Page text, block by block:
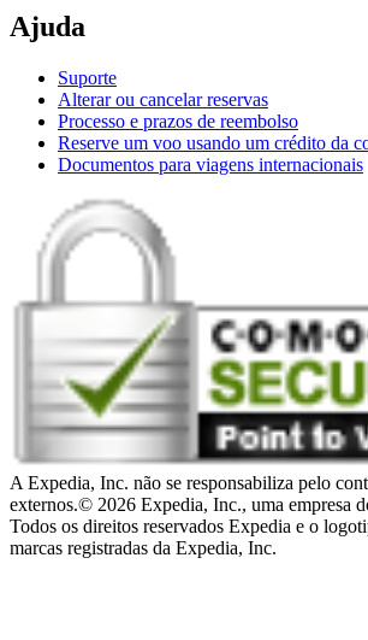
Ajuda
Suporte
Alterar ou cancelar reservas
Processo e prazos de reembolso
Reserve um voo usando um crédito da
Documentos para viagens internacionais
A Expedia, Inc. não se responsabiliza pelo
externos.© 2026 Expedia, Inc., uma empresa
Todos os direitos reservados Expedia e o
marcas registradas da Expedia, Inc.